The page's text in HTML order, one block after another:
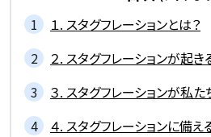
１. スタグフレーションとは？
２. スタグフレーションが起き
３. スタグフレーションが私
４. スタグフレーションに備え